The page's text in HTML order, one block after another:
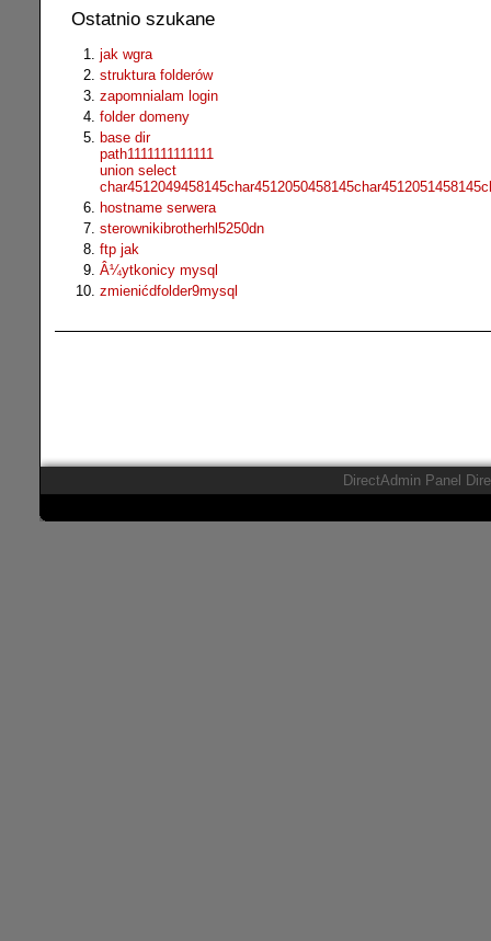
Ostatnio szukane
jak wgra
struktura folderów
zapomnialam login
folder domeny
base dir
path1111111111111
union select
hostname serwera
sterownikibrotherhl5250dn
ftp jak
Â¼ytkonicy mysql
zmienićdfolder9mysql
DirectAdmin Panel